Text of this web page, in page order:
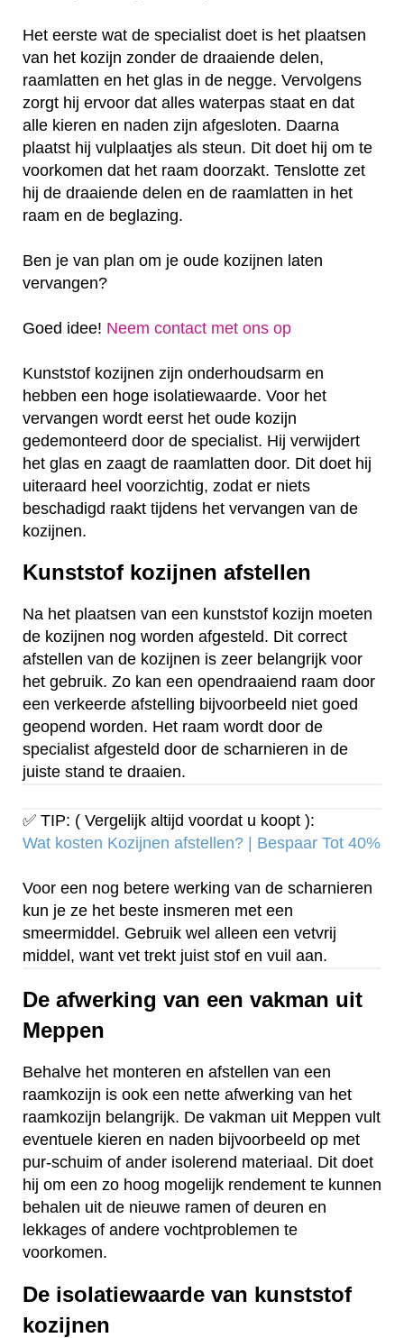
Het eerste wat de specialist doet is het plaatsen
van het kozijn zonder de draaiende delen,
raamlatten en het glas in de negge. Vervolgens
zorgt hij ervoor dat alles waterpas staat en dat
alle kieren en naden zijn afgesloten. Daarna
plaatst hij vulplaatjes als steun. Dit doet hij om te
voorkomen dat het raam doorzakt. Tenslotte zet
hij de draaiende delen en de raamlatten in het
raam en de beglazing.
Ben je van plan om je oude kozijnen laten
vervangen?
Goed idee! Neem contact met ons op
Kunststof kozijnen zijn onderhoudsarm en
hebben een hoge isolatiewaarde. Voor het
vervangen wordt eerst het oude kozijn
gedemonteerd door de specialist. Hij verwijdert
het glas en zaagt de raamlatten door. Dit doet hij
uiteraard heel voorzichtig, zodat er niets
beschadigd raakt tijdens het vervangen van de
kozijnen.
Kunststof kozijnen afstellen
Na het plaatsen van een kunststof kozijn moeten
de kozijnen nog worden afgesteld. Dit correct
afstellen van de kozijnen is zeer belangrijk voor
het gebruik. Zo kan een opendraaiend raam door
een verkeerde afstelling bijvoorbeeld niet goed
geopend worden. Het raam wordt door de
specialist afgesteld door de scharnieren in de
juiste stand te draaien.
✅ TIP: ( Vergelijk altijd voordat u koopt ):
Wat kosten Kozijnen afstellen? | Bespaar Tot 40%‎
Voor een nog betere werking van de scharnieren
kun je ze het beste insmeren met een
smeermiddel. Gebruik wel alleen een vetvrij
middel, want vet trekt juist stof en vuil aan.
De afwerking van een vakman uit
Meppen
Behalve het monteren en afstellen van een
raamkozijn is ook een nette afwerking van het
raamkozijn belangrijk. De vakman uit Meppen vult
eventuele kieren en naden bijvoorbeeld op met
pur-schuim of ander isolerend materiaal. Dit doet
hij om een zo hoog mogelijk rendement te kunnen
behalen uit de nieuwe ramen of deuren en
lekkages of andere vochtproblemen te
voorkomen.
De isolatiewaarde van kunststof
kozijnen